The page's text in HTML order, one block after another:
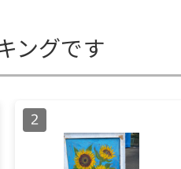
ングです